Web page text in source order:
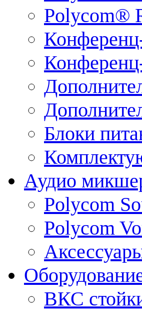
Polycom®
Блоки
Аудио
Polycom
Polycom
ВКС